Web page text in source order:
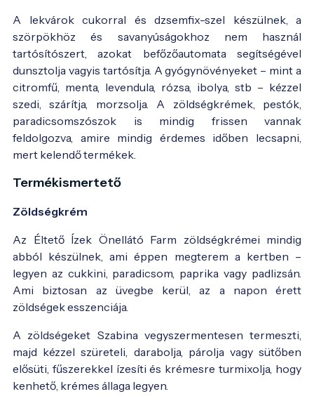
A lekvárok cukorral és dzsemfix-szel készülnek, a
szörpökhöz és savanyúságokhoz nem használ
tartósítószert, azokat befőzőautomata segítségével
dunsztolja vagyis tartósítja. A gyógynövényeket – mint a
citromfű, menta, levendula, rózsa, ibolya, stb – kézzel
szedi, szárítja, morzsolja. A zöldségkrémek, pestók,
paradicsomszószok is mindig frissen vannak
feldolgozva, amire mindig érdemes időben lecsapni,
mert kelendő termékek.
Termékismertető
Zöldségkrém
Az Éltető Ízek Önellátó Farm zöldségkrémei mindig
abból készülnek, ami éppen megterem a kertben –
legyen az cukkini, paradicsom, paprika vagy padlizsán.
Ami biztosan az üvegbe kerül, az a napon érett
zöldségek esszenciája.
A zöldségeket Szabina vegyszermentesen termeszti,
majd kézzel szüreteli, darabolja, párolja vagy sütőben
elősüti, fűszerekkel ízesíti és krémesre turmixolja, hogy
kenhető, krémes állaga legyen.